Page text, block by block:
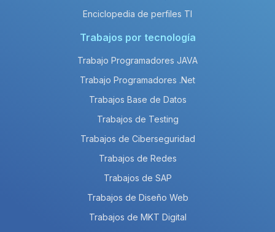
Enciclopedia de perfiles TI
Trabajos por tecnología
Trabajo Programadores JAVA
Trabajo Programadores .Net
Trabajos Base de Datos
Trabajos de Testing
Trabajos de Ciberseguridad
Trabajos de Redes
Trabajos de SAP
Trabajos de Diseño Web
Trabajos de MKT Digital